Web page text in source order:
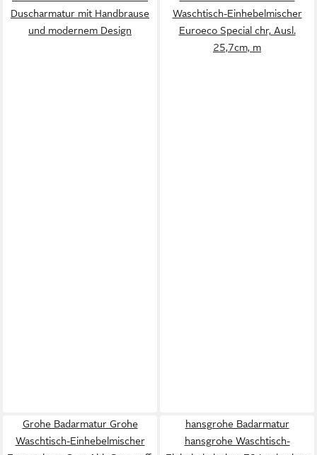
Duscharmatur mit Handbrause
und modernem Design
Waschtisch-Einhebelmischer
Euroeco Special chr, Ausl.
25,7cm, m
Grohe Badarmatur Grohe
Waschtisch-Einhebelmischer
hansgrohe Badarmatur
hansgrohe Waschtisch-